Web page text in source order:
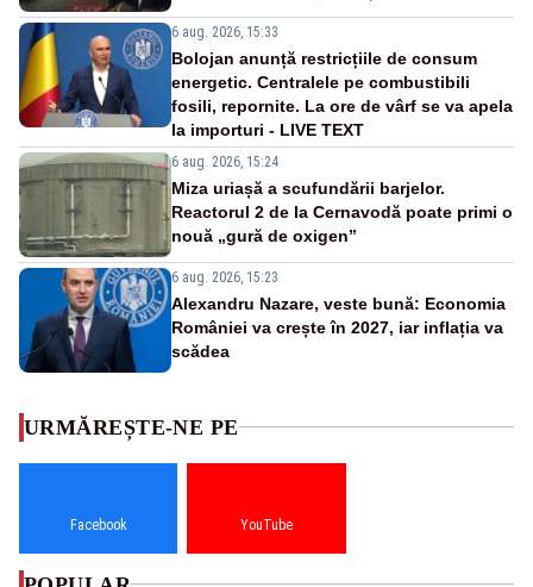
6 aug. 2026, 15:33
Bolojan anunță restricțiile de consum
energetic. Centralele pe combustibili
fosili, repornite. La ore de vârf se va apela
la importuri - LIVE TEXT
6 aug. 2026, 15:24
Miza uriașă a scufundării barjelor.
Reactorul 2 de la Cernavodă poate primi o
nouă „gură de oxigen”
6 aug. 2026, 15:23
Alexandru Nazare, veste bună: Economia
României va crește în 2027, iar inflația va
scădea
URMĂREȘTE-NE PE
Facebook YouTube